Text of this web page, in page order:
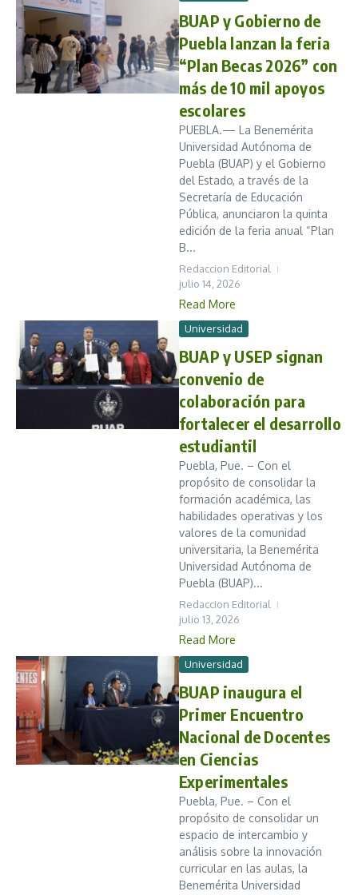
BUAP y Gobierno de
Puebla lanzan la feria
“Plan Becas 2026” con
más de 10 mil apoyos
escolares
PUEBLA.— La Benemérita
Universidad Autónoma de
Puebla (BUAP) y el Gobierno
del Estado, a través de la
Secretaría de Educación
Pública, anunciaron la quinta
edición de la feria anual “Plan
B...
Redaccion Editorial
julio 14, 2026
Read More
Universidad
BUAP y USEP signan
convenio de
colaboración para
fortalecer el desarrollo
estudiantil
Puebla, Pue. – Con el
propósito de consolidar la
formación académica, las
habilidades operativas y los
valores de la comunidad
universitaria, la Benemérita
Universidad Autónoma de
Puebla (BUAP)...
Redaccion Editorial
julio 13, 2026
Read More
Universidad
BUAP inaugura el
Primer Encuentro
Nacional de Docentes
en Ciencias
Experimentales
Puebla, Pue. – Con el
propósito de consolidar un
espacio de intercambio y
análisis sobre la innovación
curricular en las aulas, la
Benemérita Universidad